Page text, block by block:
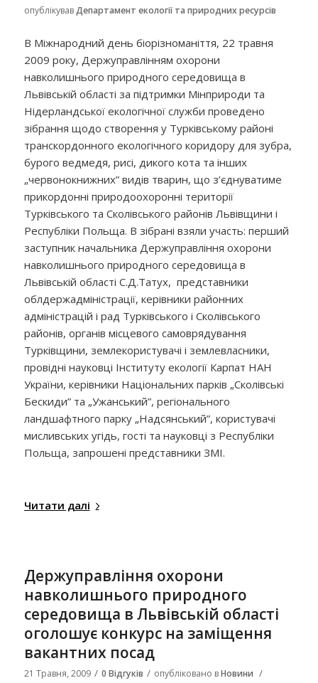
опублікувавДепартамент екології та природних ресурсів
В Міжнародний день біорізноманіття, 22 травня
2009 року, Держуправлінням охорони
навколишнього природного середовища в
Львівській області за підтримки Мінприроди та
Нідерландської екологічної служби проведено
зібрання щодо створення у Турківському районі
транскордонного екологічного коридору для зубра,
бурого ведмедя, рисі, дикого кота та інших
„червонокнижних” видів тварин, що з’єднуватиме
прикордонні природоохоронні території
Турківського та Сколівського районів Львівщини і
Республіки Польща. В зібрані взяли участь: перший
заступник начальника Держуправління охорони
навколишнього природного середовища в
Львівській області С.Д.Татух, представники
облдержадміністрації, керівники районних
адміністрацій і рад Турківського і Сколівського
районів, органів місцевого самоврядування
Турківщини, землекористувачі і землевласники,
провідні науковці Інституту екології Карпат НАН
України, керівники Національних парків „Сколівські
Бескиди” та „Ужанський”, регіонального
ландшафтного парку „Надсянський”, користувачі
мисливських угідь, гості та науковці з Республіки
Польща, запрошені представники ЗМІ.
Читати далі
Держуправління охорони
навколишнього природного
середовища в Львівській області
оголошує конкурс на заміщення
вакантних посад
21 Травня, 2009 / 0 Відгуків / опубліковано вНовини /